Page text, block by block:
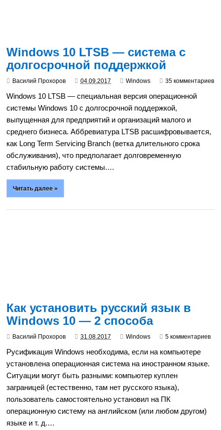
Windows 10 LTSB — система с
долгосрочной поддержкой
Василий Прохоров 04.09.2017 Windows 35 комментариев
Windows 10 LTSB — специальная версия операционной
системы Windows 10 с долгосрочной поддержкой,
выпущенная для предприятий и организаций малого и
среднего бизнеса. Аббревиатура LTSB расшифровывается,
как Long Term Servicing Branch (ветка длительного срока
обслуживания), что предполагает долговременную
стабильную работу системы.…
Читать далее »
Как установить русский язык в
Windows 10 — 2 способа
Василий Прохоров 31.08.2017 Windows 5 комментариев
Русификация Windows необходима, если на компьютере
установлена операционная система на иностранном языке.
Ситуации могут быть разными: компьютер куплен
заграницей (естественно, там нет русского языка),
пользователь самостоятельно установил на ПК
операционную систему на английском (или любом другом)
языке и т. д.…